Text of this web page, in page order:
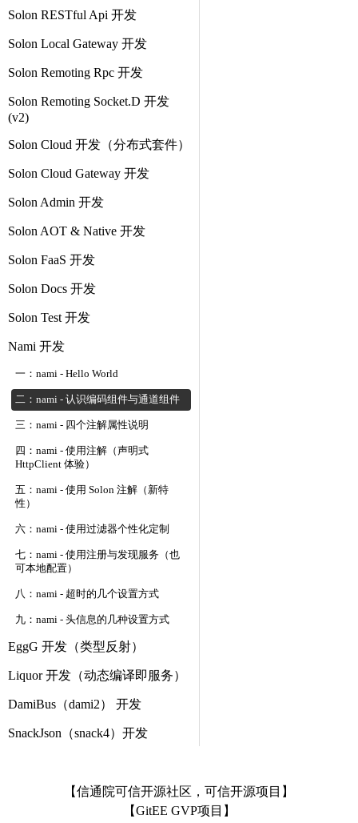
Solon RESTful Api 开发
Solon Local Gateway 开发
Solon Remoting Rpc 开发
Solon Remoting Socket.D 开发
(v2)
Solon Cloud 开发（分布式套件）
Solon Cloud Gateway 开发
Solon Admin 开发
Solon AOT & Native 开发
Solon FaaS 开发
Solon Docs 开发
Solon Test 开发
Nami 开发
一：nami - Hello World
二：nami - 认识编码组件与通道组件
三：nami - 四个注解属性说明
四：nami - 使用注解（声明式
HttpClient 体验）
五：nami - 使用 Solon 注解（新特
性）
六：nami - 使用过滤器个性化定制
七：nami - 使用注册与发现服务（也
可本地配置）
八：nami - 超时的几个设置方式
九：nami - 头信息的几种设置方式
EggG 开发（类型反射）
Liquor 开发（动态编译即服务）
DamiBus（dami2） 开发
SnackJson（snack4）开发
【信通院可信开源社区，可信开源项目】
【GitEE GVP项目】